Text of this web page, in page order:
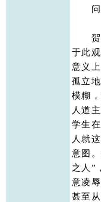
问者
贺：
于此
意义
孤立
模糊
人道
学生
人就
意图
之人”
意凌
甚至